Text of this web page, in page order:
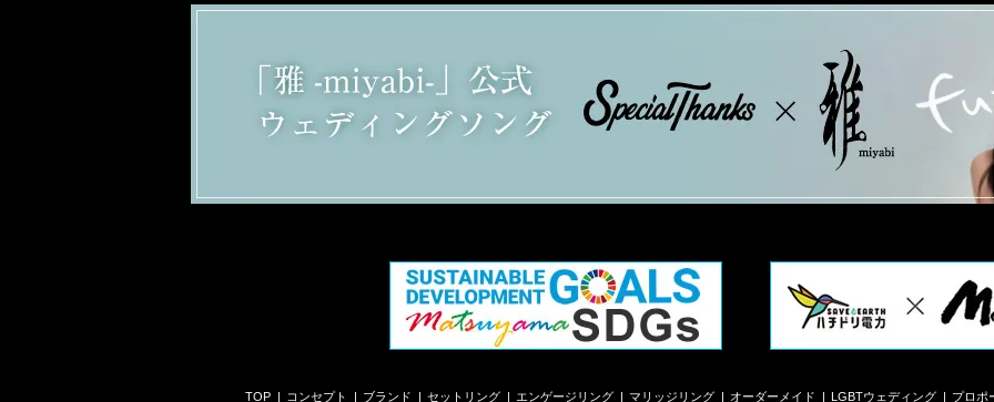
TOP コンセプト ブランド セットリング エンゲージリング マリッジリング オーダーメイド LGBTウェディング プロポ